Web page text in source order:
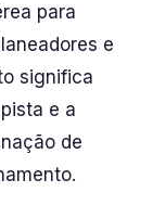
para
e
significa
e a
de